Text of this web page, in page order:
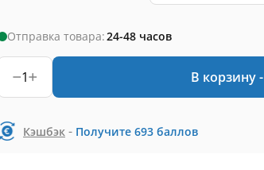
Отправка товара:24-48 часов
1 В корзину -
Кэшбэк - Получите 693 баллов